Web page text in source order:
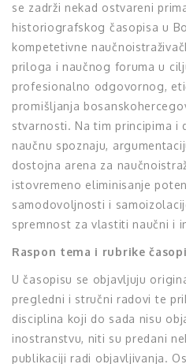
se zadrži nekad ostvareni
historiografskog časopisa u
kompetetivne
priloga i naučnog foruma u
profesionalno odgovornog,
promišljanja
stvarnosti. Na tim principima i
naučnu spoznaju,
dostojna arena za
istovremeno eliminisanje
samodovoljnosti i
spremnost za vlastiti naučni i
Raspon tema i rubrike
U časopisu se objavljuju
pregledni i stručni radovi te
disciplina koji do sada nisu
inostranstvu, niti su predani
publikaciji radi objavljivanja.